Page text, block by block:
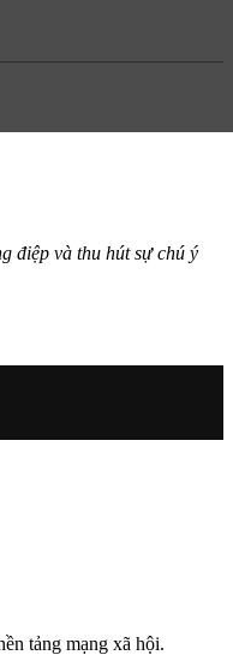
điệp và thu hút sự chú ý
tảng mạng xã hội.